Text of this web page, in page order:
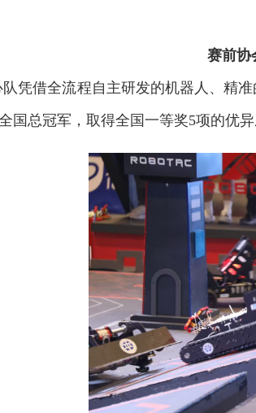
赛前协
凭借全流程自主研发的机器人、精
国总冠军，取得全国一等奖5项的优异